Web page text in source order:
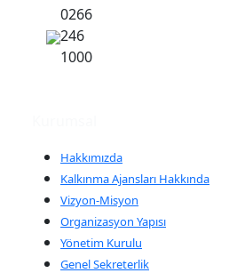
0266
246
1000
Hakkımızda
Kalkınma Ajansları Hakkında
Vizyon-Misyon
Organizasyon Yapısı
Yönetim Kurulu
Genel Sekreterlik